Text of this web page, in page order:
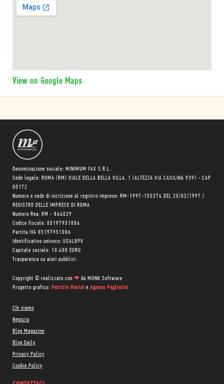
View on Google Maps
Denominazione sociale: MINIMUM FAX S.R.L.
Sede legale: ROMA (RM) VIALE DELLA BELLA VILLA, 1 (ALTEZZA VIA CASILINA 939) - CAP
00172
Numero e sede di iscrizione al registro imprese: RM-1997-155274 DEL 25/02/1997 /
REGISTRO DELLE IMPRESE DI ROMA
Numero Rea: RM - 864029
Codice fiscale: 05197951006
Partita IVA 05197951006
Identificativo univoco: USAL8PV
Capitale sociale: 10.400 EURO
Trasparenza su aiuti pubblici
Copyright © realizzato con ❤ da MONK Software
Progetto grafico: Patrizio Marini e Agnese Pagliarini
Chi siamo
Negozio
Blog Magazine
Blog Daily
Privacy Policy
Cookie Policy